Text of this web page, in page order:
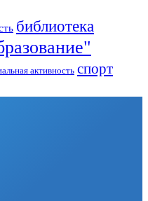
библиотека
активность спорт